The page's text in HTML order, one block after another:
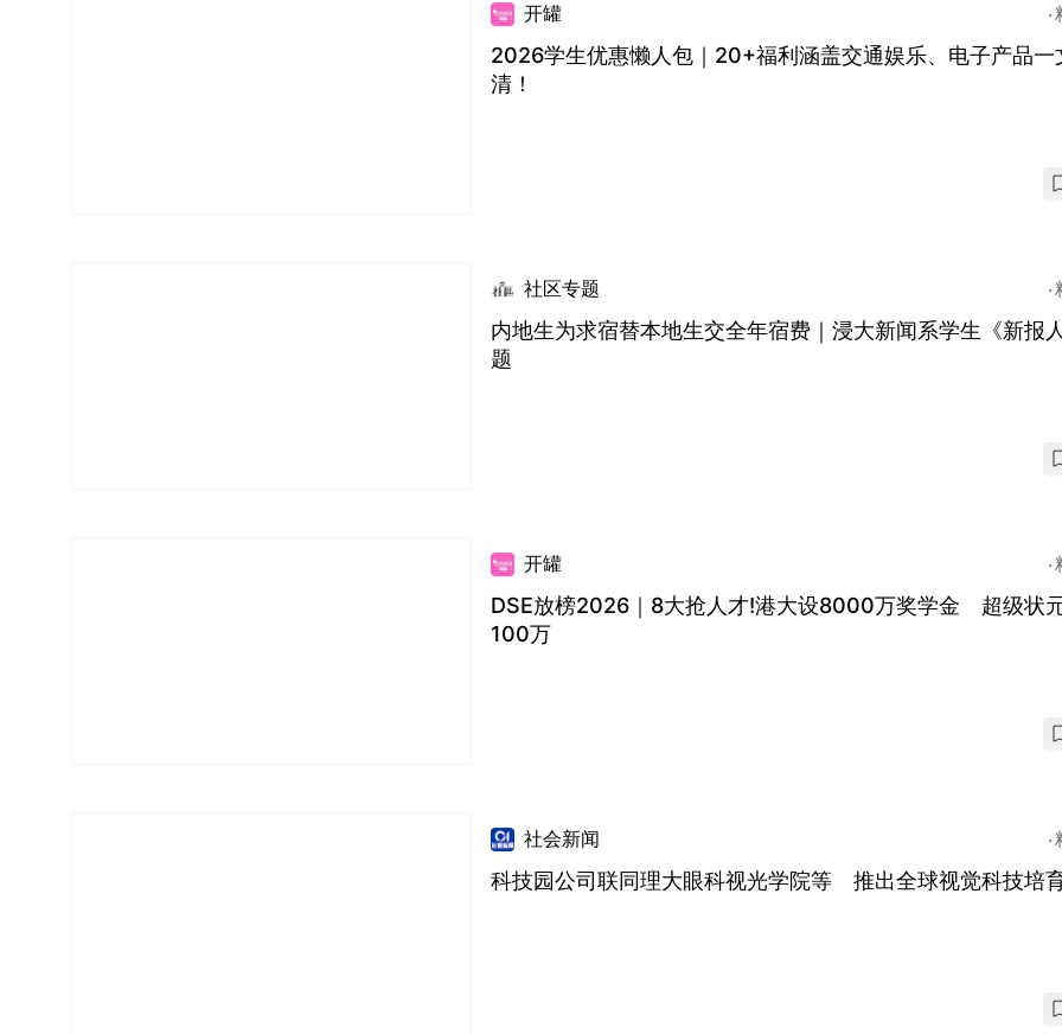
开罐
2026学生优惠懒人包｜20+福利涵盖交通娱乐、电子产品一
清！
社区专题
内地生为求宿替本地生交全年宿费｜浸大新闻系学生《新报
题
开罐
DSE放榜2026｜8大抢人才!港大设8000万奖学金 超级状
100万
社会新闻
科技园公司联同理大眼科视光学院等 推出全球视觉科技培